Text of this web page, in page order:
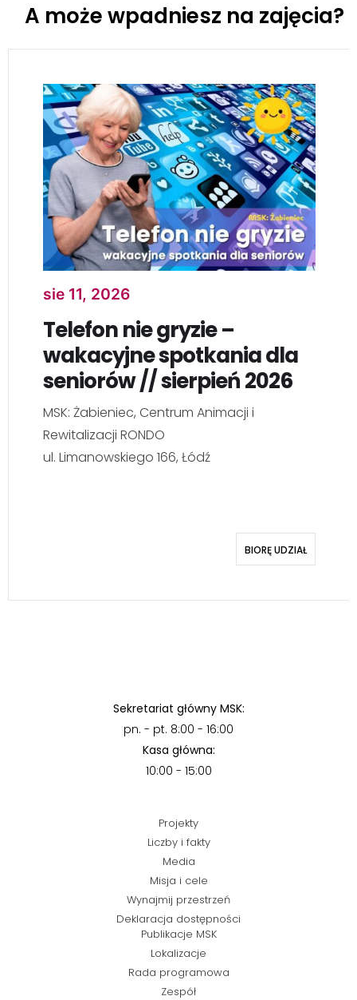
A może wpadniesz na zajęcia?
sie 11, 2026
Telefon nie gryzie –
wakacyjne spotkania dla
seniorów // sierpień 2026
MSK: Żabieniec, Centrum Animacji i
Rewitalizacji RONDO
ul. Limanowskiego 166, Łódź
BIORĘ UDZIAŁ
Sekretariat główny MSK:
pn. - pt. 8:00 - 16:00
Kasa główna:
10:00 - 15:00
Projekty
Liczby i fakty
Media
Misja i cele
Wynajmij przestrzeń
Deklaracja dostępności
Publikacje MSK
Lokalizacje
Rada programowa
Zespół